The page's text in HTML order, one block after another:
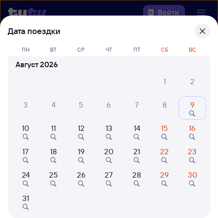
Войти
Выберите день, чтобы найтиж/д
билеты Татарская — Вологда-1
Куда
Когда
Кто едет
Найти поезда
Дата поездки
ПН ВТ СР ЧТ ПТ СБ ВС
Август 2026
1
2
3 4 5 6 7 8 9
10 11 12 13 14 15 16
17 18 19 20 21 22 23
24 25 26 27 28 29 30
31